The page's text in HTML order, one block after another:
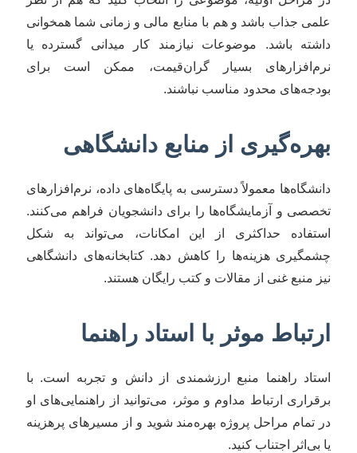
علمی جذاب باشد و هم با منابع مالی و زمانی شما همخوانی
داشته باشد. موضوعات نیازمند کار میدانی گسترده یا
نرم‌افزارهای بسیار گران‌قیمت، ممکن است برای
بودجه‌های محدود مناسب نباشند.
بهره‌گیری از منابع دانشگاهی
دانشگاه‌ها معمولاً دسترسی به پایگاه‌های داده، نرم‌افزارهای
تخصصی و آزمایشگاه‌ها را برای دانشجویان فراهم می‌کنند.
استفاده حداکثری از این امکانات، می‌تواند به شکل
چشمگیری هزینه‌ها را کاهش دهد. کتابخانه‌های دانشگاهی
نیز منبع غنی از مقالات و کتب رایگان هستند.
ارتباط موثر با استاد راهنما
استاد راهنما منبع ارزشمندی از دانش و تجربه است. با
برقراری ارتباط مداوم و موثر، می‌توانید از راهنمایی‌های او
در تمام مراحل پروژه بهره‌مند شوید و از مسیرهای پرهزینه
یا بی‌اثر اجتناب کنید.